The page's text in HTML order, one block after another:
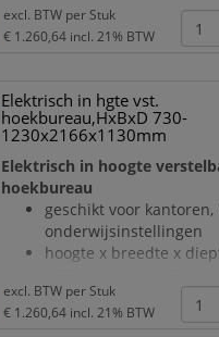
elektromotoren
hefsnelheid 30 mm/s
ran
blad van hout met
onderhoudsvriendelijke
bladdikte 25 mm
draagvermogen 120 kg
geluidsniveau van 42
T-voetonderstel van
slag- en krasvaste
in wit
hoogteverstelling via 2
elektromotoren
Botsingbescherming
hefsnelhei
excl. BTW per Stuk
€ 1.260,64 incl. 21% BTW
Elektrisch in hgte vst.
hoekbureau,HxBxD 730-
1230x2166x1130mm
Elektrisch in hoogte
hoekbureau
geschikt voor kantoren,
onderwijsinstellingen
hoogte x breedte x
blad van hout met
onderhoudsvriendelijke
excl. BTW per Stuk
€ 1.260,64 incl. 21% BTW